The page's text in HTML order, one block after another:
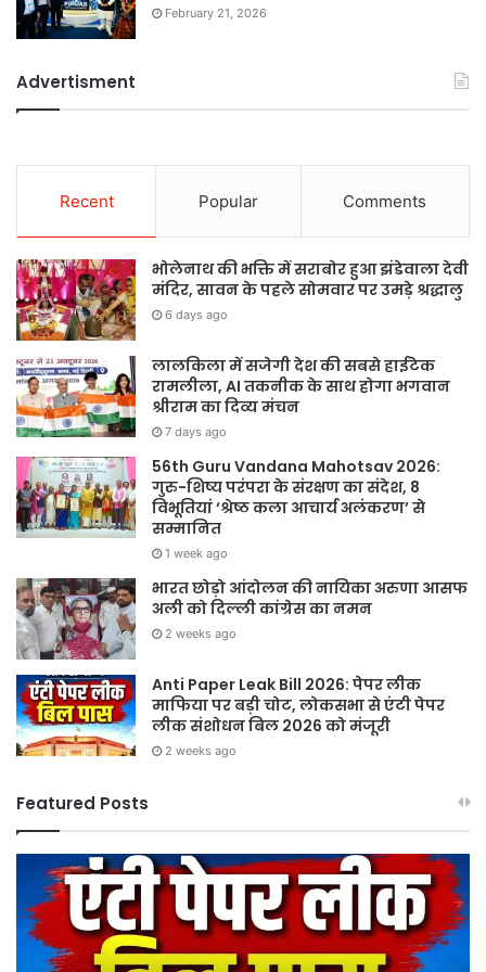
February 21, 2026
Advertisment
Recent Popular Comments
भोलेनाथ की भक्ति में सराबोर हुआ झंडेवाला देवी
मंदिर, सावन के पहले सोमवार पर उमड़े श्रद्धालु
6 days ago
लालकिला में सजेगी देश की सबसे हाईटेक
रामलीला, AI तकनीक के साथ होगा भगवान
श्रीराम का दिव्य मंचन
7 days ago
56th Guru Vandana Mahotsav 2026:
गुरु-शिष्य परंपरा के संरक्षण का संदेश, 8
विभूतियां ‘श्रेष्ठ कला आचार्य अलंकरण’ से
सम्मानित
1 week ago
भारत छोड़ो आंदोलन की नायिका अरुणा आसफ
अली को दिल्ली कांग्रेस का नमन
2 weeks ago
Anti Paper Leak Bill 2026: पेपर लीक
माफिया पर बड़ी चोट, लोकसभा से एंटी पेपर
लीक संशोधन बिल 2026 को मंजूरी
2 weeks ago
Featured Posts
Sawan
2026:
गुरु
पूर्णिमा
हर